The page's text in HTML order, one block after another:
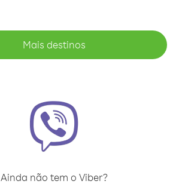
Mais destinos
Ainda não tem o Viber?